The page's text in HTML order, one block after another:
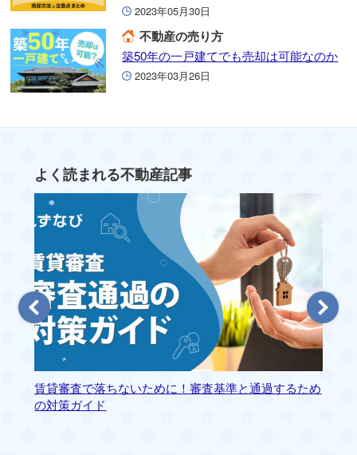
2023年05月30日
不動産の売り方
築50年の一戸建てでも売却は可能なのか
2023年03月26日
よく読まれる不動産記事
賃貸審査で落ちないために！審査基準と通過するため
の対策ガイド